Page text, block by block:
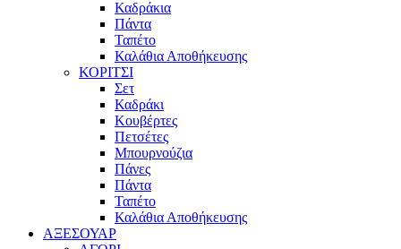
Καδράκια
Πάντα
Ταπέτο
Καλάθια Αποθήκευσης
ΚΟΡΙΤΣΙ
Σετ
Καδράκι
Κουβέρτες
Πετσέτες
Μπουρνούζια
Πάνες
Πάντα
Ταπέτο
Καλάθια Αποθήκευσης
ΑΞΕΣΟΥΑΡ